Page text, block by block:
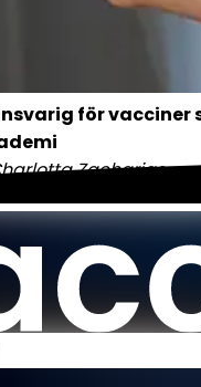
för vacciner
Zacharias